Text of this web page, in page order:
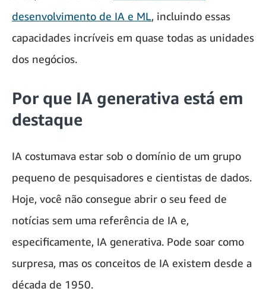
desenvolvimento de IA e ML, incluindo essas
capacidades incríveis em quase todas as unidades
dos negócios.
Por que IA generativa está em
destaque
IA costumava estar sob o domínio de um grupo
pequeno de pesquisadores e cientistas de dados.
Hoje, você não consegue abrir o seu feed de
notícias sem uma referência de IA e,
especificamente, IA generativa. Pode soar como
surpresa, mas os conceitos de IA existem desde a
década de 1950.